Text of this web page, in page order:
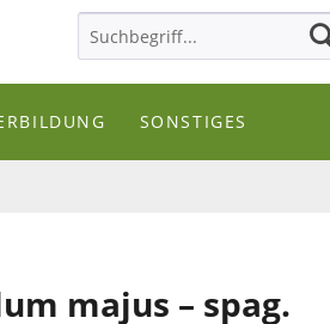
SONSTIGES
majus – spag.